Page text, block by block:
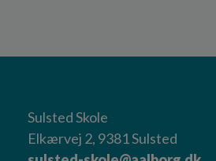
Sulsted Skole
Elkærvej 2, 9381 Sulsted